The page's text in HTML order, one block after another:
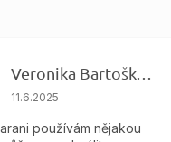
Veronika Bartošková
Hodnocení obchodu je 5
11.6.2025
používám nějakou